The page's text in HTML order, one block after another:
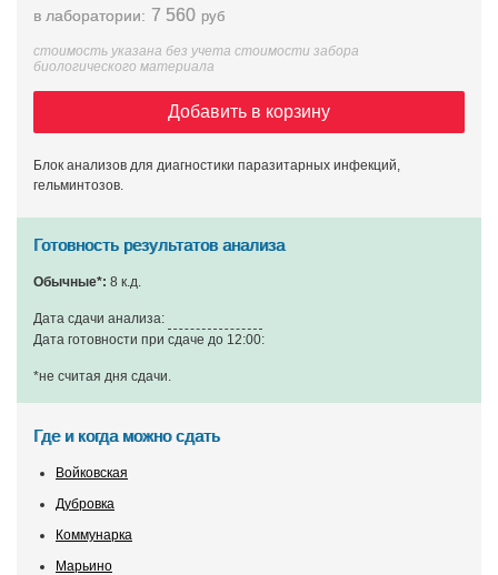
в лаборатории: 7 560 руб
стоимость указана без учета стоимости забора
биологического материала
Добавить в корзину
Блок анализов для диагностики паразитарных инфекций,
гельминтозов.
Готовность результатов анализа
Обычные*: 8 к.д.
Дата сдачи анализа:
Дата готовности при сдаче до 12:00:
*не считая дня сдачи.
Где и когда можно сдать
Войковская
Дубровка
Коммунарка
Марьино